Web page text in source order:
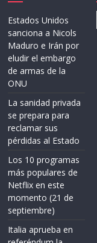
Estados Unidos
sanciona a Nicols
Maduro e Irán por
eludir el embargo
de armas de la
ONU
La sanidad privada
se prepara para
reclamar sus
pérdidas al Estado
Los 10 programas
más populares de
Netflix en este
momento (21 de
septiembre)
Italia aprueba en